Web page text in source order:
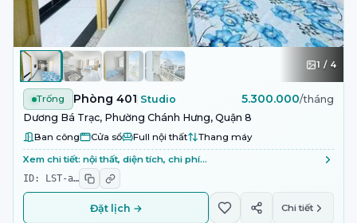
1 / 4
Trống Phòng 401 Studio 5.300.000/tháng
Dương Bá Trạc, Phường Chánh Hưng, Quận 8
Ban công Cửa sổ Full nội thất Thang máy
Xem chi tiết: nội thất, diện tích, chi phí…
ID: LST-a…
Đặt lịch → Chi tiết